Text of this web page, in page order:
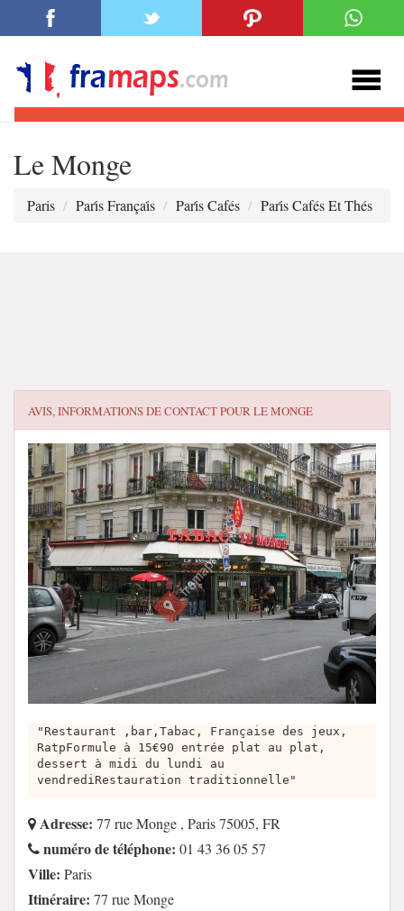
Le Monge
Paris Pari̇s Françai̇s Pari̇s Cafés Pari̇s Cafés Et Thés
AVIS, INFORMATIONS DE CONTACT POURLE MONGE
"Restaurant ,bar,Tabac, Française des jeux,
RatpFormule à 15€90 entrée plat au plat,
dessert à midi du lundi au
vendrediRestauration traditionnelle"
Adresse: 77 rue Monge , Paris 75005, FR
numéro de téléphone: 01 43 36 05 57
Ville: Paris
Itinéraire: 77 rue Monge